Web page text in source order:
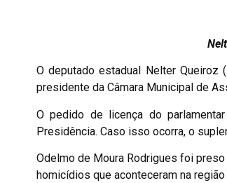
O deputado estadual Nelter
presidente da Câmara Municipal de
O pedido de licença do
Presidência. Caso isso ocorra, o
Odelmo de Moura Rodrigues foi
homicídios que aconteceram na